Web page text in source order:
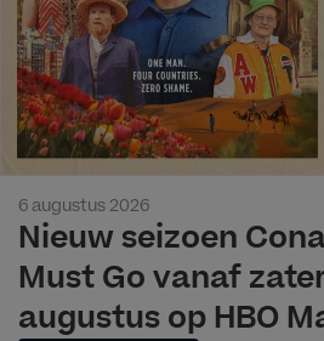
6 augustus 2026
Nieuw seizoen
Must Go vanaf
augustus op HBO